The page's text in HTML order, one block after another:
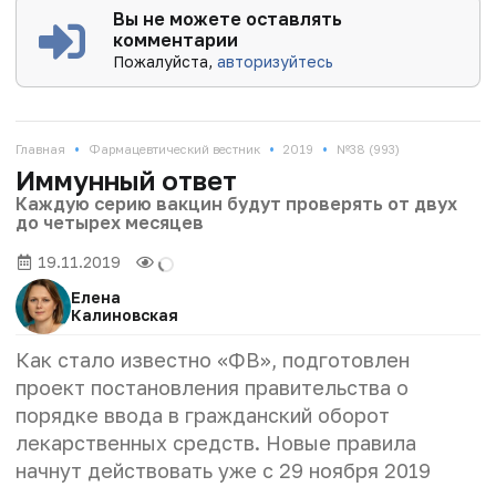
Вы не можете оставлять
комментарии
Пожалуйста,авторизуйтесь
Главная • Фармацевтический вестник • 2019 • №38 (993)
Иммунный ответ
Каждую серию вакцин будут проверять от двух
до четырех месяцев
19.11.2019
Елена
Калиновская
Как стало известно «ФВ», подготовлен
проект постановления правительства о
порядке ввода в гражданский оборот
лекарственных средств. Новые правила
начнут действовать уже с 29 ноября 2019